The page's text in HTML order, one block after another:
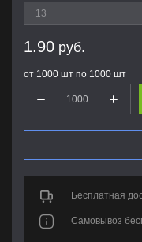
1.90 руб.
от 1000 шт по 1000 шт
Бесплатная
Самовывоз